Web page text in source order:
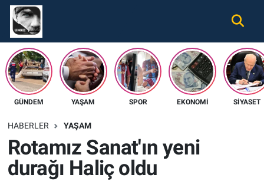
GÜNDEM YAŞAM SPOR EKONOMI SIYASET
HABERLER YAŞAM
Rotamız Sanat'ın yeni
durağı Haliç oldu
Gündem
Ekonomi
Spor
Tüm Haberler
Nöbetçi Eczaneler
Hava Durumu
Namaz Vakitleri
Süper Lig Puan Durumu ve Fikstür